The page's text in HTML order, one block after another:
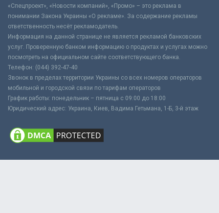
«Спецпроект», «Новости компаний», «Промо» – это реклама в
понимании Закона Украины «О рекламе». За содержание рекламы
ответственность несёт рекламодатель.
Информация на данной странице не является рекламой банковских
услуг. Проверенную банком информацию о продуктах и услугах можно
посмотреть на официальном сайте соответствующего банка.
Телефон: (044) 392-47-40
Звонок в пределах территории Украины со всех номеров операторов
мобильной и городской связи по тарифам операторов
График работы: понедельник – пятница с 09:00 до 18:00
Юридический адрес: Украина, Киев, Вадима Гетьмана, 1-Б, 3-й этаж